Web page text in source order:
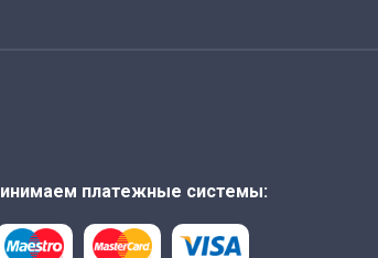
платежные системы: